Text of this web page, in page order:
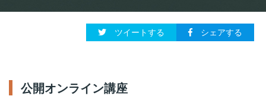
ツイートする シェアする
公開オンライン講座